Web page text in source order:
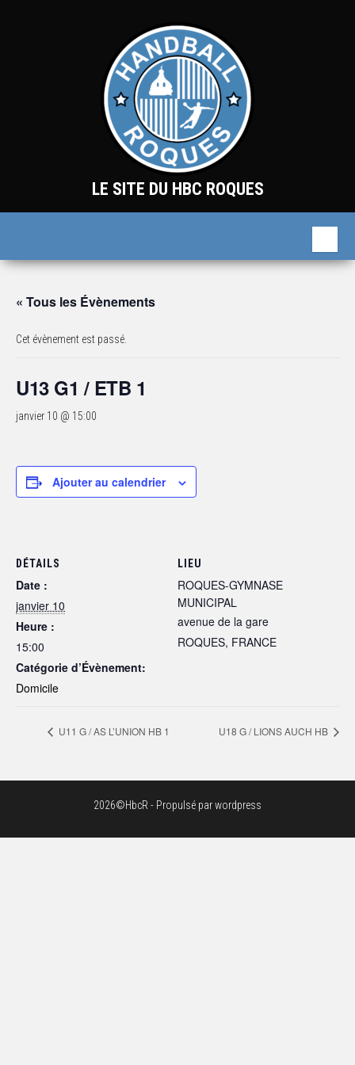
LE SITE DU HBC ROQUES
« Tous les Évènements
Cet évènement est passé.
U13 G1 / ETB 1
janvier 10 @ 15:00
Ajouter au calendrier
DÉTAILS
Date :
janvier 10
Heure :
15:00
Catégorie d’Évènement:
Domicile
LIEU
ROQUES-GYMNASE
MUNICIPAL
avenue de la gare
ROQUES, FRANCE
U11 G / AS L’UNION HB 1 U18 G / LIONS AUCH HB
2026©HbcR - Propulsé par wordpress